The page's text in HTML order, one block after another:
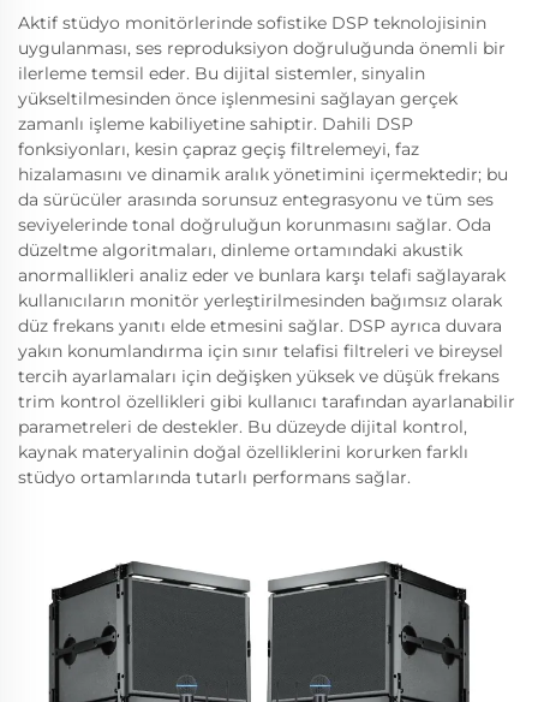
Aktif stüdyo monitörlerinde sofistike DSP teknolojisinin
uygulanması, ses reproduksiyon doğruluğunda önemli bir
ilerleme temsil eder. Bu dijital sistemler, sinyalin
yükseltilmesinden önce işlenmesini sağlayan gerçek
zamanlı işleme kabiliyetine sahiptir. Dahili DSP
fonksiyonları, kesin çapraz geçiş filtrelemeyi, faz
hizalamasını ve dinamik aralık yönetimini içermektedir; bu
da sürücüler arasında sorunsuz entegrasyonu ve tüm ses
seviyelerinde tonal doğruluğun korunmasını sağlar. Oda
düzeltme algoritmaları, dinleme ortamındaki akustik
anormallikleri analiz eder ve bunlara karşı telafi sağlayarak
kullanıcıların monitör yerleştirilmesinden bağımsız olarak
düz frekans yanıtı elde etmesini sağlar. DSP ayrıca duvara
yakın konumlandırma için sınır telafisi filtreleri ve bireysel
tercih ayarlamaları için değişken yüksek ve düşük frekans
trim kontrol özellikleri gibi kullanıcı tarafından ayarlanabilir
parametreleri de destekler. Bu düzeyde dijital kontrol,
kaynak materyalinin doğal özelliklerini korurken farklı
stüdyo ortamlarında tutarlı performans sağlar.